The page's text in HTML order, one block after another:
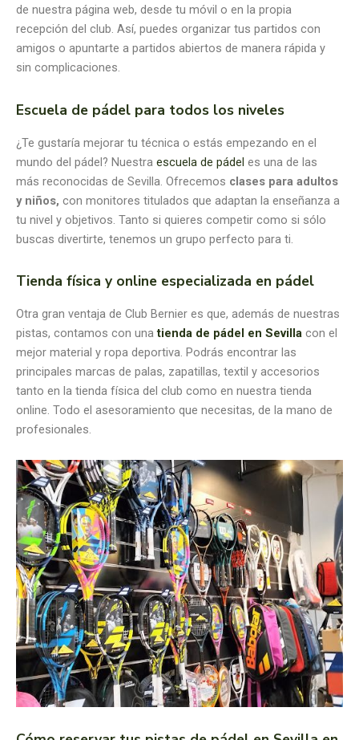
de nuestra página web, desde tu móvil o en la propia
recepción del club. Así, puedes organizar tus partidos con
amigos o apuntarte a partidos abiertos de manera rápida y
sin complicaciones.
Escuela de pádel para todos los niveles
¿Te gustaría mejorar tu técnica o estás empezando en el
mundo del pádel? Nuestra escuela de pádel es una de las
más reconocidas de Sevilla. Ofrecemos clases para adultos
y niños, con monitores titulados que adaptan la enseñanza a
tu nivel y objetivos. Tanto si quieres competir como si sólo
buscas divertirte, tenemos un grupo perfecto para ti.
Tienda física y online especializada en pádel
Otra gran ventaja de Club Bernier es que, además de nuestras
pistas, contamos con unatienda de pádel en Sevilla con el
mejor material y ropa deportiva. Podrás encontrar las
principales marcas de palas, zapatillas, textil y accesorios
tanto en la tienda física del club como en nuestra tienda
online. Todo el asesoramiento que necesitas, de la mano de
profesionales.